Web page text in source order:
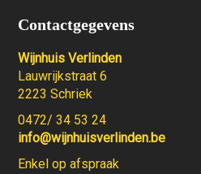
Contactgegevens
Wijnhuis Verlinden
Lauwrijkstraat 6
2223 Schriek
0472/ 34 53 24
info@wijnhuisverlinden.be
Enkel op afspraak